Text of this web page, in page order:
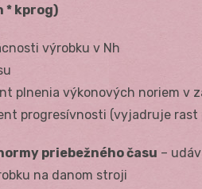
* kprog)
výrobku v Nh
plnenia výkonových noriem v
progresívnosti (vyjadruje
priebežného času –
na danom stroji